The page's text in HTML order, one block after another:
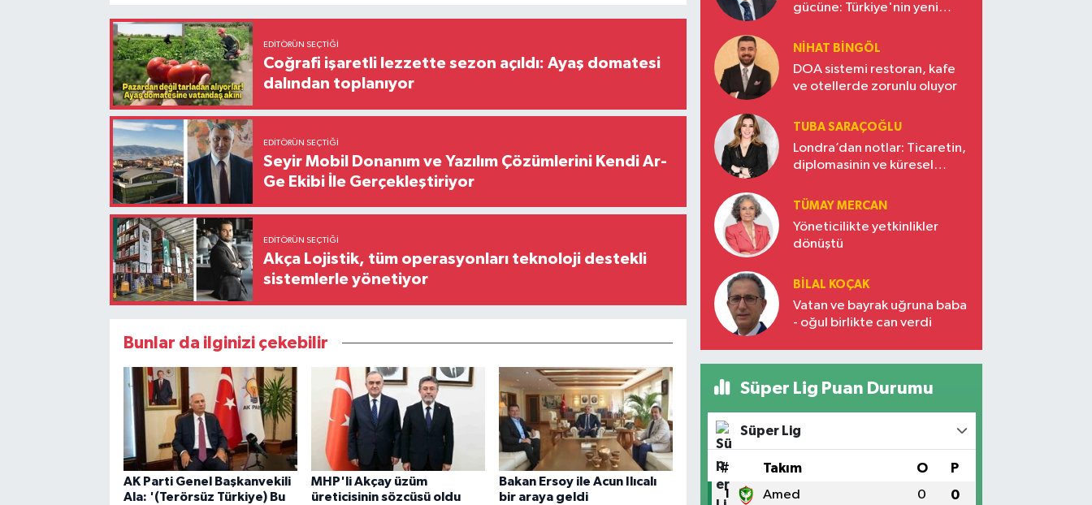
EDITÖRÜN SEÇTIĞI
Coğrafi işaretli lezzette sezon açıldı: Ayaş domatesi
dalından toplanıyor
EDITÖRÜN SEÇTIĞI
Seyir Mobil Donanım ve Yazılım Çözümlerini Kendi Ar-
Ge Ekibi İle Gerçekleştiriyor
EDITÖRÜN SEÇTIĞI
Akça Lojistik, tüm operasyonları teknoloji destekli
sistemlerle yönetiyor
Bunlar da ilginizi çekebilir
AK Parti Genel Başkanvekili
Ala: '(Terörsüz Türkiye) Bu
MHP'li Akçay üzüm
üreticisinin sözcüsü oldu
Bakan Ersoy ile Acun Ilıcalı
bir araya geldi
gücüne: Türkiye'nin yeni
NIHAT BINGÖL
DOA sistemi restoran, kafe
ve otellerde zorunlu oluyor
TUBA SARAÇOĞLU
Londra’dan notlar: Ticaretin,
diplomasinin ve küresel
Türkiye’nin yükselen gücü
TÜMAY MERCAN
Yöneticilikte yetkinlikler
dönüştü
BILAL KOÇAK
Vatan ve bayrak uğruna baba
- oğul birlikte can verdi
Süper Lig Puan Durumu
Süper Lig
# Takım O P
1 Amed 0 0